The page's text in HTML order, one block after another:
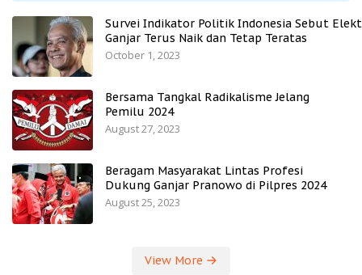
Survei Indikator Politik Indonesia Sebut
Ganjar Terus Naik dan Tetap Teratas
October 1, 2023
Bersama Tangkal Radikalisme Jelang
Pemilu 2024
August 27, 2023
Beragam Masyarakat Lintas Profesi
Dukung Ganjar Pranowo di Pilpres 2024
August 25, 2023
View More